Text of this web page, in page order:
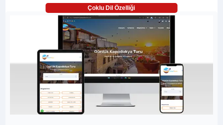
Çoklu Dil Özelliği